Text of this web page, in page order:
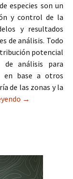
especies son un
y control de la
y resultados
de análisis. Todo
potencial
de análisis para
en base a otros
de las zonas y la
Más allá de
→